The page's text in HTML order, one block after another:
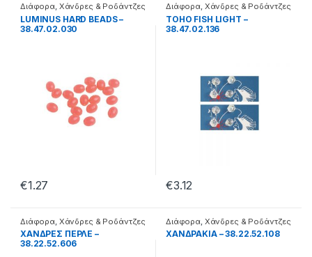
Διάφορα, Χάνδρες & Ροδάντζες
LUMINUS HARD BEADS –
38.47.02.030
€1.27
Διάφορα, Χάνδρες & Ροδάντζες
TOHO FISH LIGHT –
38.47.02.136
€3.12
Διάφορα Χάνδρες & Ροδάντζες
XΑΝΔΡΕΣ ΠΕΡΛΕ –
38.22.52.606
Διάφορα Χάνδρες & Ροδάντζες
ΧΑΝΔΡΑΚΙΑ – 38.22.52.108